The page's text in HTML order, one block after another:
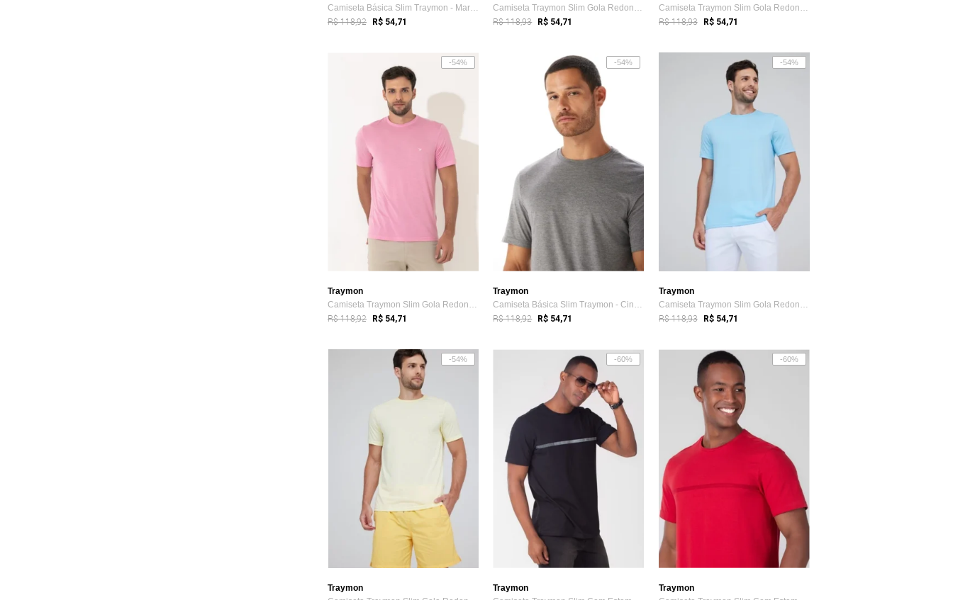
Camiseta Básica Slim Traymon - Marinho - Xxg
R$ 118,92 R$ 54,71
Camiseta Traymon Slim Gola Redonda Branco
R$ 118,93 R$ 54,71
Camiseta Traymon Slim Gola Redonda Lilas
R$ 118,93 R$ 54,71
-54%
Traymon
Camiseta Traymon Slim Gola Redonda Rosa
R$ 118,92 R$ 54,71
-54%
Traymon
Camiseta Básica Slim Traymon - Cinza Mescla - Xxg
R$ 118,92 R$ 54,71
-54%
Traymon
Camiseta Traymon Slim Gola Redonda Azul Claro
R$ 118,93 R$ 54,71
-54%
Traymon
-60%
Traymon
-60%
Traymon